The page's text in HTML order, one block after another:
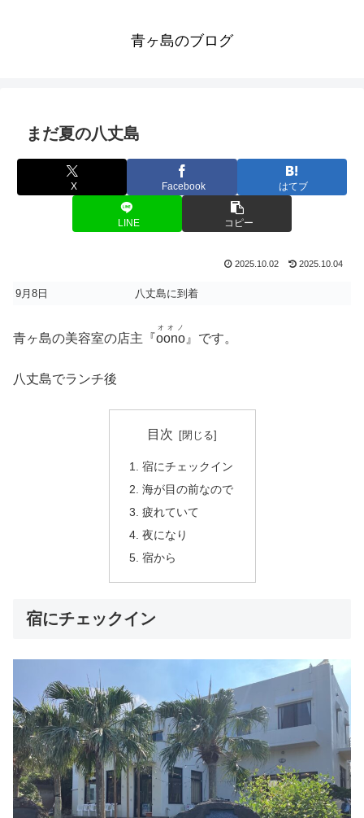
青ヶ島のブログ
まだ夏の八丈島
X Facebook はてブ
LINE コピー
2025.10.02 2025.10.04
9月8日 八丈島に到着
青ヶ島の美容室の店主『oono
オオノ
』です。
八丈島でランチ後
目次
宿にチェックイン
海が目の前なので
疲れていて
夜になり
宿から
宿にチェックイン